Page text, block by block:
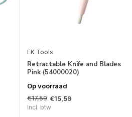
EK Tools
Retractable Knife and Blades
Pink (54000020)
Op voorraad
€17,59 €15,59
Incl. btw